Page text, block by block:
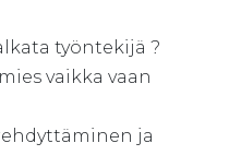
työntekijä ?
vaikka vaan
ja